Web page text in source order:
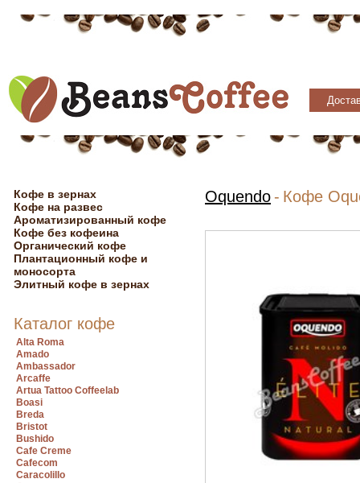
Кофе в зернах
Кофе на развес
Ароматизированный кофе
Кофе без кофеина
Органический кофе
Плантационный кофе и
моносорта
Элитный кофе в зернах
Каталог кофе
Alta Roma
Amado
Ambassador
Arcaffe
Artua Tattoo Coffeelab
Boasi
Breda
Bristot
Bushido
Cafe Creme
Cafecom
Caracolillo
Oquendo - Кофе